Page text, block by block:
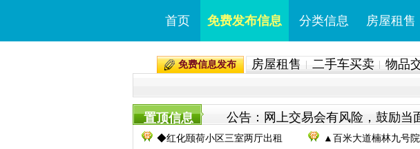
首页 免费发布信息 分类信息 房屋租售
免费信息发布 房屋租售 二手车买卖 物品
置顶信息 公告：网上交易会有风险，鼓励当
◆红化颐荷小区三室两厅出租 ▲百米大道楠林九号院